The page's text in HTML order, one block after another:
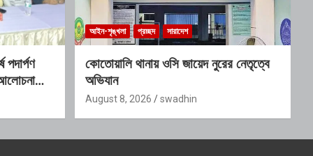
আইন-শৃঙ্খলা প্রচ্ছদ সারাদেশ
কোতোয়ালি থানায় ওসি জায়েদ নুরের নেতৃত্বে
অভিযান
August 8, 2026 swadhin